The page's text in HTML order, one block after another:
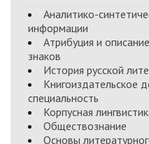
Аналитико-
информации
Атрибуция и
знаков
История русской
Книгоиздательское
специальность
Корпусная
Обществознание
Основы